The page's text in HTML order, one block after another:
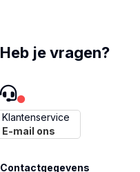
Heb je vragen?
Klantenservice
E-mail ons
Contactgegevens